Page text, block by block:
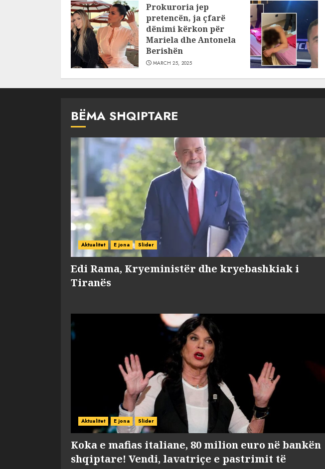
JULY 24, 2025
Prokuroria jep
pretencën, ja çfarë
dënimi kërkon për
Mariela dhe Antonela
Berishën
MARCH 25, 2025
BËMA SHQIPTARE
Aktualitet E jona Slider
Edi Rama, Kryeministër dhe kryebashkiak i
Tiranës
Aktualitet E jona Slider
Koka e mafias italiane, 80 milion euro në bankën
shqiptare! Vendi, lavatriçe e pastrimit të